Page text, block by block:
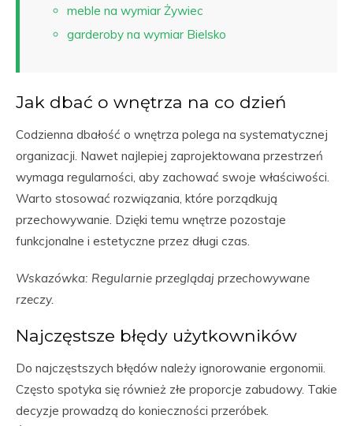
meble na wymiar Żywiec
garderoby na wymiar Bielsko
Jak dbać o wnętrza na co dzień
Codzienna dbałość o wnętrza polega na systematycznej
organizacji. Nawet najlepiej zaprojektowana przestrzeń
wymaga regularności, aby zachować swoje właściwości.
Warto stosować rozwiązania, które porządkują
przechowywanie. Dzięki temu wnętrze pozostaje
funkcjonalne i estetyczne przez długi czas.
Wskazówka: Regularnie przeglądaj przechowywane
rzeczy.
Najczęstsze błędy użytkowników
Do najczęstszych błędów należy ignorowanie ergonomii.
Często spotyka się również złe proporcje zabudowy. Takie
decyzje prowadzą do konieczności przeróbek.